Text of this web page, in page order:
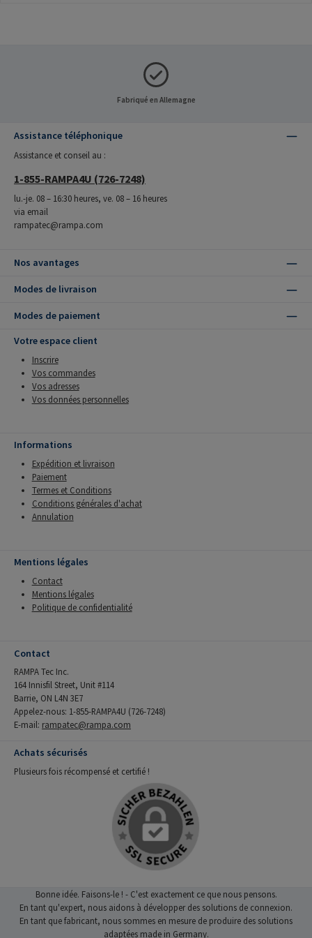
Fabriqué en Allemagne
Assistance téléphonique
Assistance et conseil au :
1-855-RAMPA4U (726-7248)
lu.-je. 08 – 16:30 heures, ve. 08 – 16 heures
via email
rampatec@rampa.com
Nos avantages
Modes de livraison
Modes de paiement
Votre espace client
Inscrire
Vos commandes
Vos adresses
Vos données personnelles
Informations
Expédition et livraison
Paiement
Termes et Conditions
Conditions générales d'achat
Annulation
Mentions légales
Contact
Mentions légales
Politique de confidentialité
Contact
RAMPA Tec Inc.
164 Innisfil Street, Unit #114
Barrie, ON L4N 3E7
Appelez-nous: 1-855-RAMPA4U (726-7248)
E-mail: rampatec@rampa.com
Achats sécurisés
Plusieurs fois récompensé et certifié !
Bonne idée. Faisons-le ! - C'est exactement ce que nous pensons.
En tant qu'expert, nous aidons à développer des solutions de connexion.
En tant que fabricant, nous sommes en mesure de produire des solutions
adaptées made in Germany.